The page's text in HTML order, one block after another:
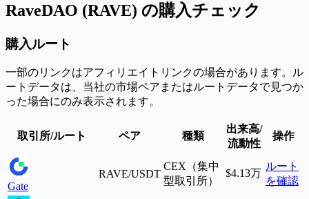
RaveDAO (RAVE) の購入チェック
購入ルート
一部のリンクはアフィリエイトリンクの場合があります。ル
ートデータは、当社の市場ペアまたはルートデータで見つか
った場合にのみ表示されます。
取引所/ルート ペア 種類
出来高/
流動性
操作
Gate
RAVE/USDT
CEX（集中
型取引所）
$4.13万
ルート
を確認